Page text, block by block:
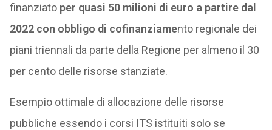
finanziatoper quasi 50 milioni di euro a partire dal
2022 con obbligo di cofinanziamento regionale dei
piani triennali da parte della Regione per almeno il 30
per cento delle risorse stanziate.
Esempio ottimale di allocazione delle risorse
pubbliche essendo i corsi ITS istituiti solo se